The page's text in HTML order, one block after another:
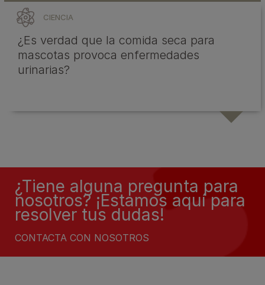
CIENCIA
¿Es verdad que la comida seca para
mascotas provoca enfermedades
urinarias?
¿Tiene alguna pregunta para
nosotros? ¡Estamos aquí para
resolver tus dudas!
CONTACTA CON NOSOTROS